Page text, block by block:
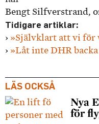
Bengt Silfverstrand,
Tidigare artiklar:
› »Självklart att vi för
› »Låt inte DHR
LÄS OCKSÅ
Nya
för